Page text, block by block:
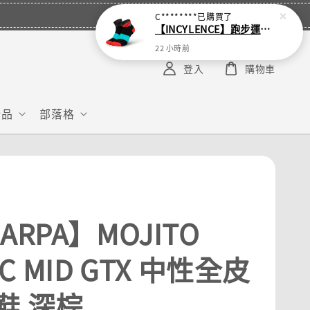
部落格
登入 購物車
】MOJITO
MID GTX 中性全皮
C********已購買了
【INCYLENCE】跑步運動機能短襪 Ladders Short Black Inferno
22 小時前